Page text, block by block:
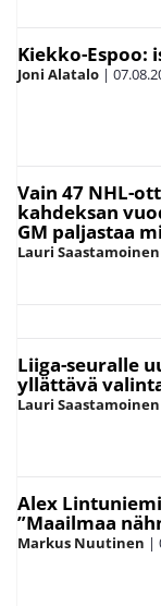
Kiekko-Espoo:
Joni Alatalo |
Vain 47 NHL-
kahdeksan
GM paljastaa
Lauri Saastamoinen
Liiga-seuralle
yllättävä
Lauri Saastamoinen
Alex
”Maailmaa
Markus Nuutinen |